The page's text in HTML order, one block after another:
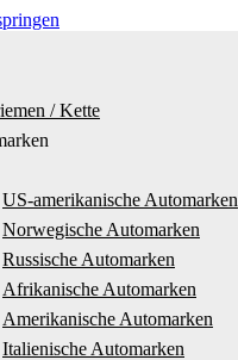
/ Kette
US-amerikanische Automarken
Norwegische Automarken
Russische Automarken
Afrikanische Automarken
Amerikanische Automarken
Italienische Automarken